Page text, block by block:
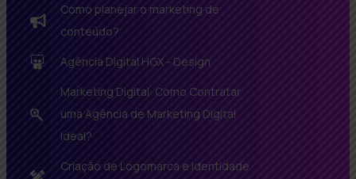
Como planejar o marketing de
conteúdo?
Agência Digital HGX - Design
Marketing Digital: Como Contratar
uma Agência de Marketing Digital
Ideal?
Criação de Logomarca e Identidade